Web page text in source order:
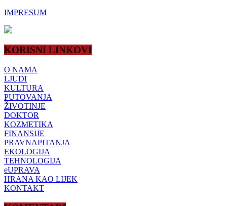
IMPRESUM
KORISNI LINKOVI
O NAMA
LJUDI
KULTURA
PUTOVANJA
ŽIVOTINJE
DOKTOR
KOZMETIKA
FINANSIJE
PRAVNAPITANJA
EKOLOGIJA
TEHNOLOGIJA
eUPRAVA
HRANA KAO LIJEK
KONTAKT